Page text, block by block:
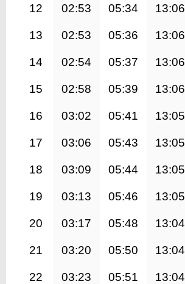
12 02:53 05:34 13:06
13 02:53 05:36 13:06
14 02:54 05:37 13:06
15 02:58 05:39 13:06
16 03:02 05:41 13:05
17 03:06 05:43 13:05
18 03:09 05:44 13:05
19 03:13 05:46 13:05
20 03:17 05:48 13:04
21 03:20 05:50 13:04
22 03:23 05:51 13:04